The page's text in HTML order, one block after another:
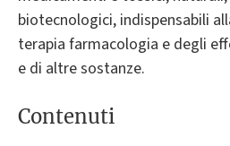
biotecnologici, indispensabili
terapia farmacologia e degli
e di altre sostanze.
Contenuti